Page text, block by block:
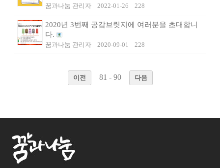
꿈과나눔 관리자 2022-01-26 228
2020년 3번째 공감브릿지에 여러분을 초대합니
다.
꿈과나눔 관리자 2020-09-01 228
이전 81 - 90 다음